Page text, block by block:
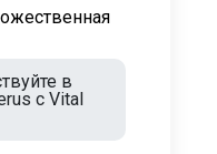
в
с Vital